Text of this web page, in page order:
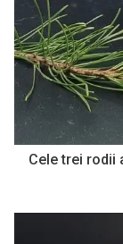
Cele trei rodii